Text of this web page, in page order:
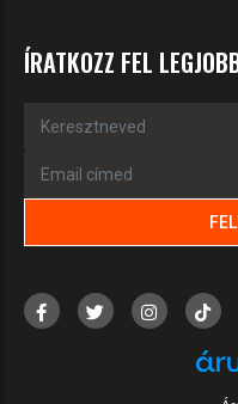
ÍRATKOZZ FEL